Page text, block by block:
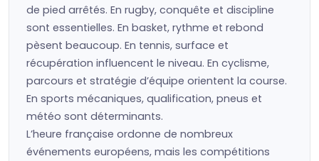
de pied arrêtés. En rugby, conquête et discipline
sont essentielles. En basket, rythme et rebond
pèsent beaucoup. En tennis, surface et
récupération influencent le niveau. En cyclisme,
parcours et stratégie d’équipe orientent la course.
En sports mécaniques, qualification, pneus et
météo sont déterminants.
L’heure française ordonne de nombreux
événements européens, mais les compétitions